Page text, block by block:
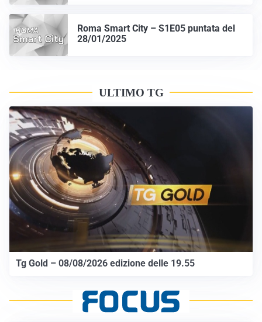
Roma Smart City – S1E05 puntata del
28/01/2025
ULTIMO TG
Tg Gold – 08/08/2026 edizione delle 19.55